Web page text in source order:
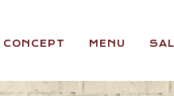
CONCEPT MENU